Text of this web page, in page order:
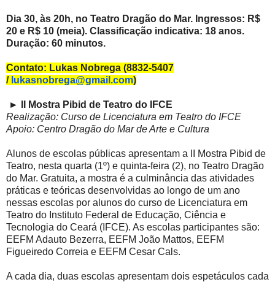
Dia 30, às 20h, no Teatro Dragão do Mar. Ingressos: R$
20 e R$ 10 (meia). Classificação indicativa: 18 anos.
Duração: 60 minutos.
Contato: Lukas Nobrega (8832-5407
/ lukasnobrega@gmail.com)
►
II Mostra Pibid de Teatro do IFCE
Realização: Curso de Licenciatura em Teatro do IFCE
Apoio: Centro Dragão do Mar de Arte e Cultura
Alunos de escolas públicas apresentam a II Mostra Pibid de
Teatro, nesta quarta (1º) e quinta-feira (2), no Teatro Dragão
do Mar. Gratuita, a mostra é a culminância das atividades
práticas e teóricas desenvolvidas ao longo de um ano
nessas escolas por alunos do curso de Licenciatura em
Teatro do Instituto Federal de Educação, Ciência e
Tecnologia do Ceará (IFCE). As escolas participantes são:
EEFM Adauto Bezerra, EEFM João Mattos, EEFM
Figueiredo Correia e EEFM Cesar Cals.
A cada dia, duas escolas apresentam dois espetáculos cada